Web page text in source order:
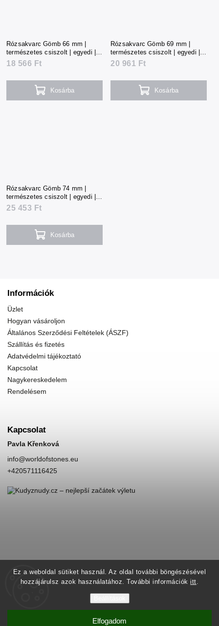
Ez a weboldal sütiket használ. Az oldal további böngészésével
hozzájárulsz azok használatához. További információkitt.
Elfogadom
Rózsakvarc Gömb 66 mm |
természetes csiszolt | egyedi |
413 g | Madagaszkár
18 566 Ft
Kosárba
Rózsakvarc Gömb 69 mm |
természetes csiszolt | egyedi |
464 g | Madagaszkár
20 961 Ft
Kosárba
Rózsakvarc Gömb 74 mm |
természetes csiszolt | egyedi |
564 g | Madagaszkár
25 453 Ft
Kosárba
Információk
Üzlet
Hogyan vásároljon
Általános Szerződési Feltételek (ÁSZF)
Szállítás és fizetés
Adatvédelmi tájékoztató
Kapcsolat
Nagykereskedelem
Rendelésem
Kapcsolat
Pavla Křenková
info@worldofstones.eu
+420571116425
World of Stones. Minden jog fenntartva.